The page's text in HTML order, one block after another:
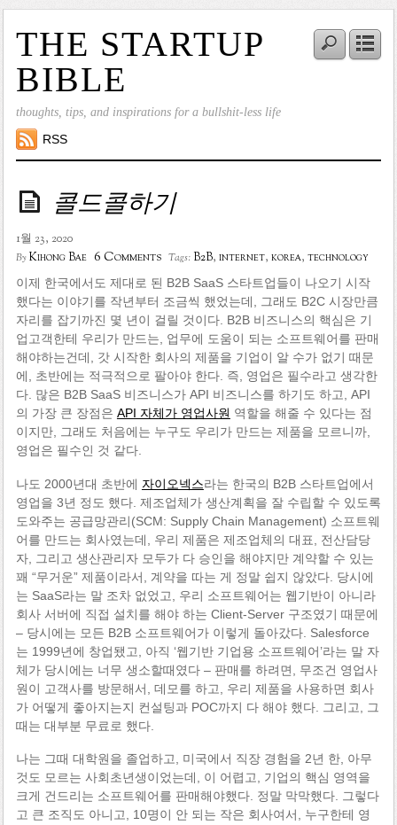
THE STARTUP
BIBLE
thoughts, tips, and inspirations for a bullshit-less life
RSS
콜드콜하기
1월 23, 2020
ByKihong Bae 6 Comments Tags: B2B, internet, korea, technology
이제 한국에서도 제대로 된 B2B SaaS 스타트업들이 나오기 시작
했다는 이야기를 작년부터 조금씩 했었는데, 그래도 B2C 시장만큼
자리를 잡기까진 몇 년이 걸릴 것이다. B2B 비즈니스의 핵심은 기
업고객한테 우리가 만드는, 업무에 도움이 되는 소프트웨어를 판매
해야하는건데, 갓 시작한 회사의 제품을 기업이 알 수가 없기 때문
에, 초반에는 적극적으로 팔아야 한다. 즉, 영업은 필수라고 생각한
다. 많은 B2B SaaS 비즈니스가 API 비즈니스를 하기도 하고, API
의 가장 큰 장점은 API 자체가 영업사원 역할을 해줄 수 있다는 점
이지만, 그래도 처음에는 누구도 우리가 만드는 제품을 모르니까,
영업은 필수인 것 같다.
나도 2000년대 초반에 자이오넥스라는 한국의 B2B 스타트업에서
영업을 3년 정도 했다. 제조업체가 생산계획을 잘 수립할 수 있도록
도와주는 공급망관리(SCM: Supply Chain Management) 소프트웨
어를 만드는 회사였는데, 우리 제품은 제조업체의 대표, 전산담당
자, 그리고 생산관리자 모두가 다 승인을 해야지만 계약할 수 있는
꽤 “무거운” 제품이라서, 계약을 따는 게 정말 쉽지 않았다. 당시에
는 SaaS라는 말 조차 없었고, 우리 소프트웨어는 웹기반이 아니라
회사 서버에 직접 설치를 해야 하는 Client-Server 구조였기 때문에
– 당시에는 모든 B2B 소프트웨어가 이렇게 돌아갔다. Salesforce
는 1999년에 창업됐고, 아직 ‘웹기반 기업용 소프트웨어’라는 말 자
체가 당시에는 너무 생소할때였다 – 판매를 하려면, 무조건 영업사
원이 고객사를 방문해서, 데모를 하고, 우리 제품을 사용하면 회사
가 어떻게 좋아지는지 컨설팅과 POC까지 다 해야 했다. 그리고, 그
때는 대부분 무료로 했다.
나는 그때 대학원을 졸업하고, 미국에서 직장 경험을 2년 한, 아무
것도 모르는 사회초년생이었는데, 이 어렵고, 기업의 핵심 영역을
크게 건드리는 소프트웨어를 판매해야했다. 정말 막막했다. 그렇다
고 큰 조직도 아니고, 10명이 안 되는 작은 회사여서, 누구한테 영